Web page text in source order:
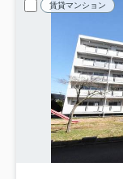
賃貸マンション